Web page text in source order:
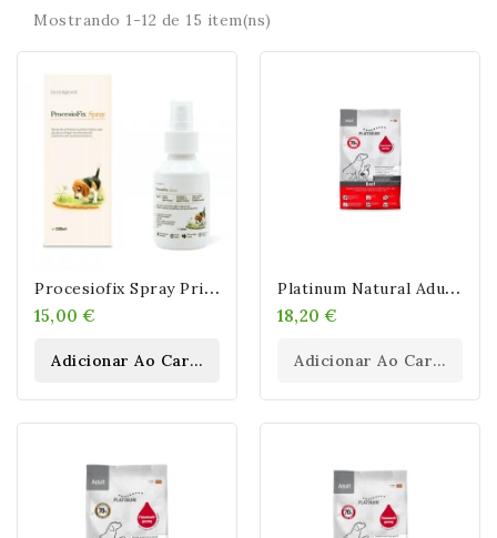
Mostrando 1-12 de 15 item(ns)
P
Rocesiofix Spray Primeros Auxilios Contra Procesionaria En Perros
15,00 €
Adicionar Ao Carrinho
P
Latinum Natural Adult Beef & Potato Para Perros
18,20 €
Adicionar Ao Carrinho